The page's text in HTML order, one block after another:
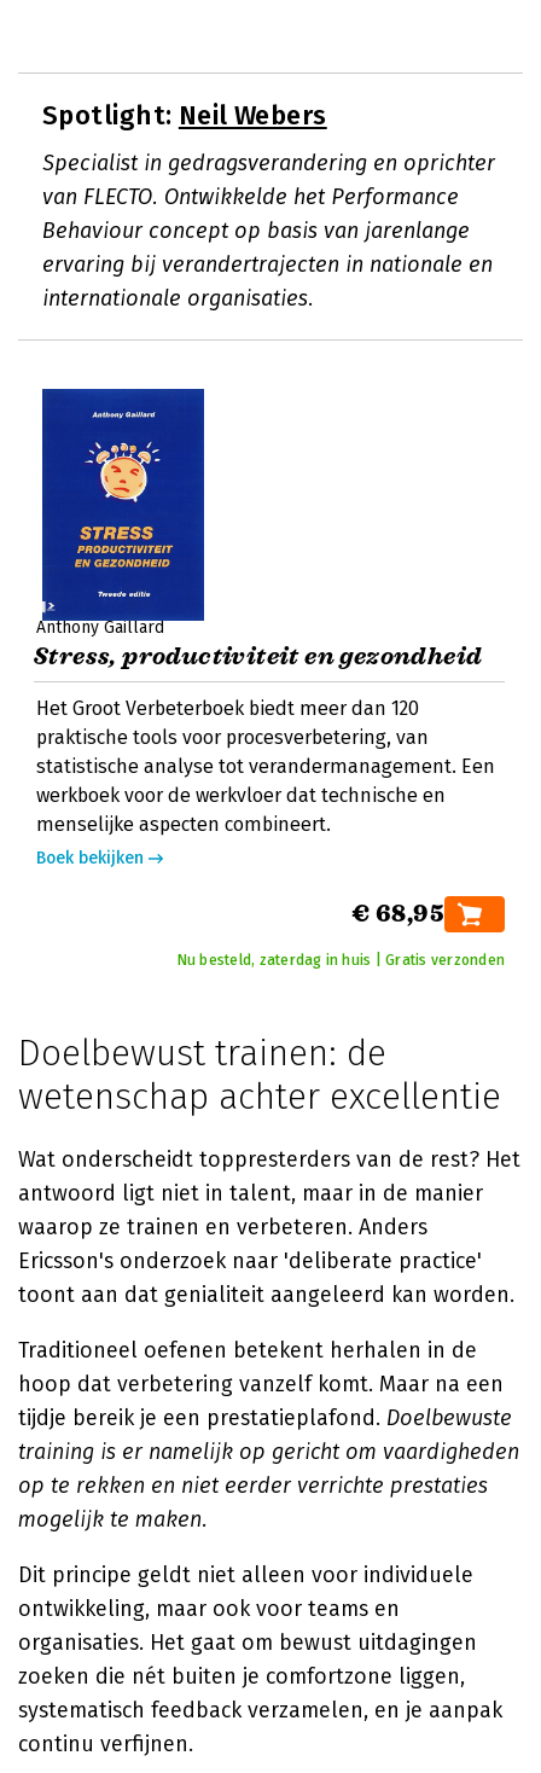
Spotlight: Neil Webers
Specialist in gedragsverandering en oprichter
van FLECTO. Ontwikkelde het Performance
Behaviour concept op basis van jarenlange
ervaring bij verandertrajecten in nationale en
internationale organisaties.
Anthony Gaillard
Stress, productiviteit en gezondheid
Het Groot Verbeterboek biedt meer dan 120
praktische tools voor procesverbetering, van
statistische analyse tot verandermanagement. Een
werkboek voor de werkvloer dat technische en
menselijke aspecten combineert.
Boek bekijken
€ 68,95
Nu besteld, zaterdag in huis | Gratis verzonden
Doelbewust trainen: de
wetenschap achter excellentie
Wat onderscheidt toppresterders van de rest? Het
antwoord ligt niet in talent, maar in de manier
waarop ze trainen en verbeteren. Anders
Ericsson's onderzoek naar 'deliberate practice'
toont aan dat genialiteit aangeleerd kan worden.
Traditioneel oefenen betekent herhalen in de
hoop dat verbetering vanzelf komt. Maar na een
tijdje bereik je een prestatieplafond. Doelbewuste
training is er namelijk op gericht om vaardigheden
op te rekken en niet eerder verrichte prestaties
mogelijk te maken.
Dit principe geldt niet alleen voor individuele
ontwikkeling, maar ook voor teams en
organisaties. Het gaat om bewust uitdagingen
zoeken die nét buiten je comfortzone liggen,
systematisch feedback verzamelen, en je aanpak
continu verfijnen.